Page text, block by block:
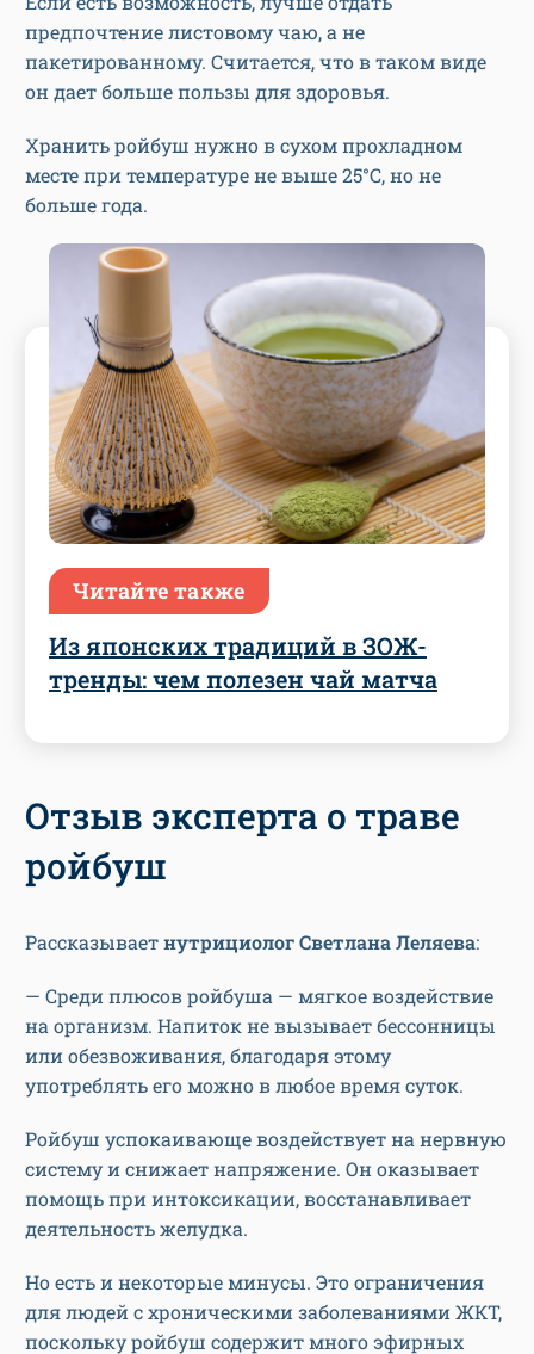
предпочтение листовому чаю, а не
пакетированному. Считается, что в таком виде
он дает больше пользы для здоровья.
Хранить ройбуш нужно в сухом прохладном
месте при температуре не выше 25°C, но не
больше года.
Читайте также
Из японских традиций в ЗОЖ-
тренды: чем полезен чай матча
Отзыв эксперта о траве
ройбуш
Рассказываетнутрициолог Светлана Леляева:
— Среди плюсов ройбуша — мягкое воздействие
на организм. Напиток не вызывает бессонницы
или обезвоживания, благодаря этому
употреблять его можно в любое время суток.
Ройбуш успокаивающе воздействует на нервную
систему и снижает напряжение. Он оказывает
помощь при интоксикации, восстанавливает
деятельность желудка.
Но есть и некоторые минусы. Это ограничения
для людей с хроническими заболеваниями ЖКТ,
поскольку ройбуш содержит много эфирных